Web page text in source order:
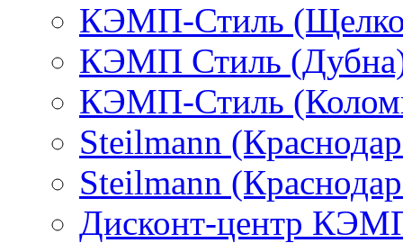
КЭМП-Стиль
КЭМП Стиль
КЭМП-Стиль
Steilmann
Steilmann
Дисконт-центр